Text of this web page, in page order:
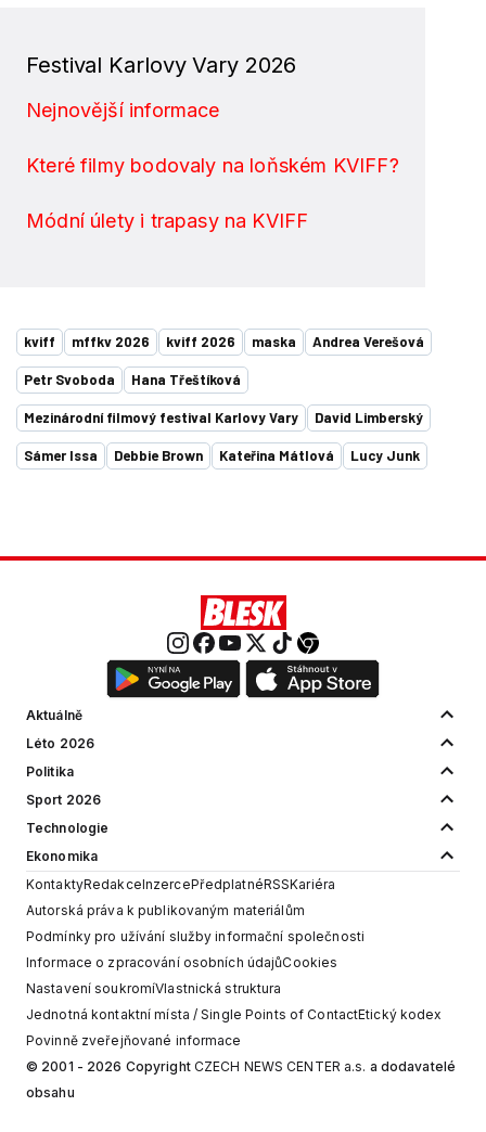
Festival Karlovy Vary 2026
Nejnovější informace
Které filmy bodovaly na loňském KVIFF?
Módní úlety i trapasy na KVIFF
kviff mffkv 2026 kviff 2026 maska Andrea Verešová
Petr Svoboda Hana Třeštíková
Mezinárodní filmový festival Karlovy Vary David Limberský
Sámer Issa Debbie Brown Kateřina Mátlová Lucy Junk
Aktuálně
Léto 2026
Politika
Sport 2026
Technologie
Ekonomika
KontaktyRedakceInzercePředplatnéRSSKariéra
Autorská práva k publikovaným materiálům
Podmínky pro užívání služby informační společnosti
Informace o zpracování osobních údajůCookies
Nastavení soukromíVlastnická struktura
Jednotná kontaktní místa / Single Points of ContactEtický kodex
Povinně zveřejňované informace
© 2001 - 2026 Copyright CZECH NEWS CENTER a.s. a dodavatelé
obsahu